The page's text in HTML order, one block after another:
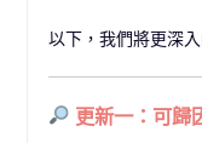
以下，我們將更深
更新一：可歸